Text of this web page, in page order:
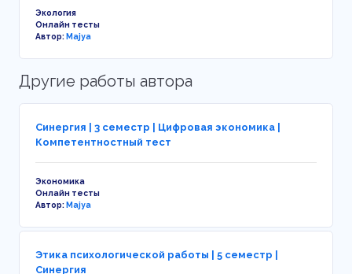
Экология
Онлайн тесты
Автор:Majya
Другие работы автора
Синергия | 3 семестр | Цифровая экономика |
Компетентностный тест
Экономика
Онлайн тесты
Автор:Majya
Этика психологической работы | 5 семестр |
Синергия